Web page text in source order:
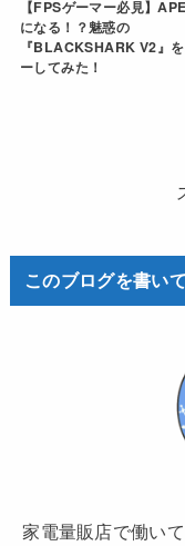
【FPSゲーマー必見】
になる！？魅惑の
『BLACKSHARK V2』
ーしてみた！
このブログを書い
家電量販店で働い